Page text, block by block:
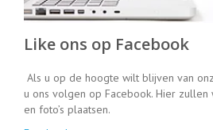
Like ons op Facebook
Als u op de hoogte wilt blijven van
u ons volgen op Facebook. Hier zullen
en foto’s plaatsen.